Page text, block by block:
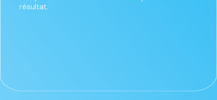
résultat.